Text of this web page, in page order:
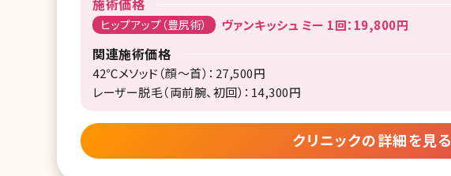
施術価格
ヒップアップ（豊尻術） ヴァンキッシュ ミー 1回：19,800円
関連施術価格
42℃メソッド（顔〜首）：27,500円
レーザー脱毛（両前腕、初回）：14,300円
クリニックの詳細を見る